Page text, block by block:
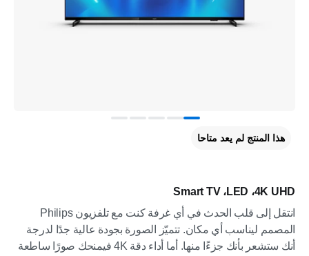
4K UHD‏، LED‏، Smart TV
انتقل إلى قلب الحدث في أي غرفة كنت مع تلفزيون Philips
المصمم ليناسب أي مكان. تتميّز الصورة بجودة عالية جدًا لدرجة
أنك ستشعر بأنك جزءًا منها. أما أداء دقة 4K فيمنحك صورًا ساطعة
هذا المنتج لم يعد متاحا